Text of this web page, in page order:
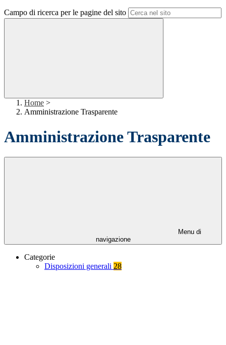
Campo di ricerca per le pagine del sito
Home >
Amministrazione Trasparente
Amministrazione Trasparente
Menu di
navigazione
Categorie
Disposizioni generali 28